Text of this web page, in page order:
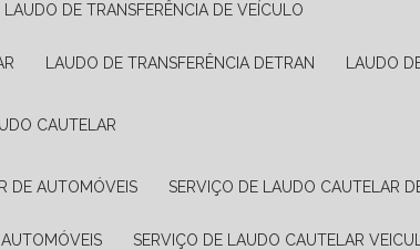
LAUDO DE TRANSFERÊNCIA DE VEÍCULO
LAUDO DE TRANSFERÊNCIA DETRAN LAUDO
CAUTELAR
DE AUTOMÓVEIS SERVIÇO DE LAUDO CAUTELAR
SERVIÇO DE LAUDO CAUTELAR